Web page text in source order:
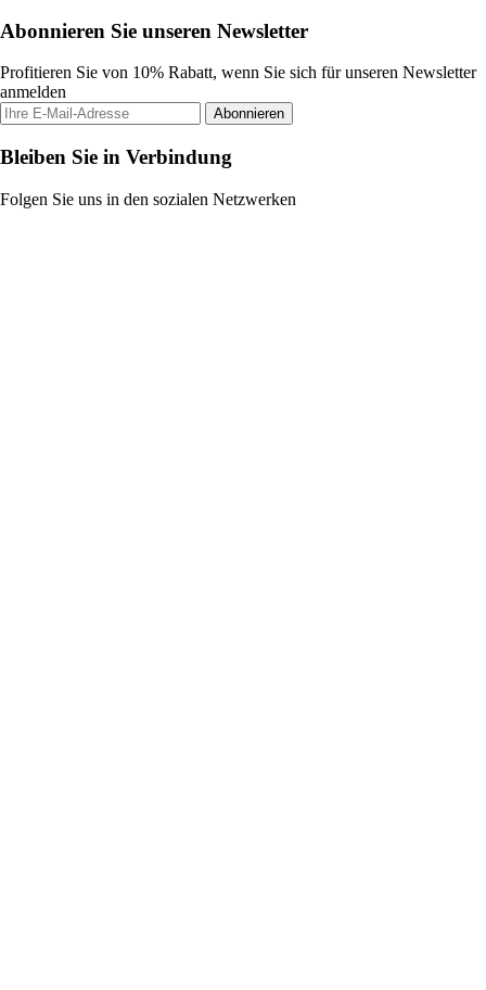
Abonnieren Sie unseren Newsletter
Profitieren Sie von 10% Rabatt, wenn Sie sich für unseren Newsletter
anmelden
Abonnieren
Bleiben Sie in Verbindung
Folgen Sie uns in den sozialen Netzwerken